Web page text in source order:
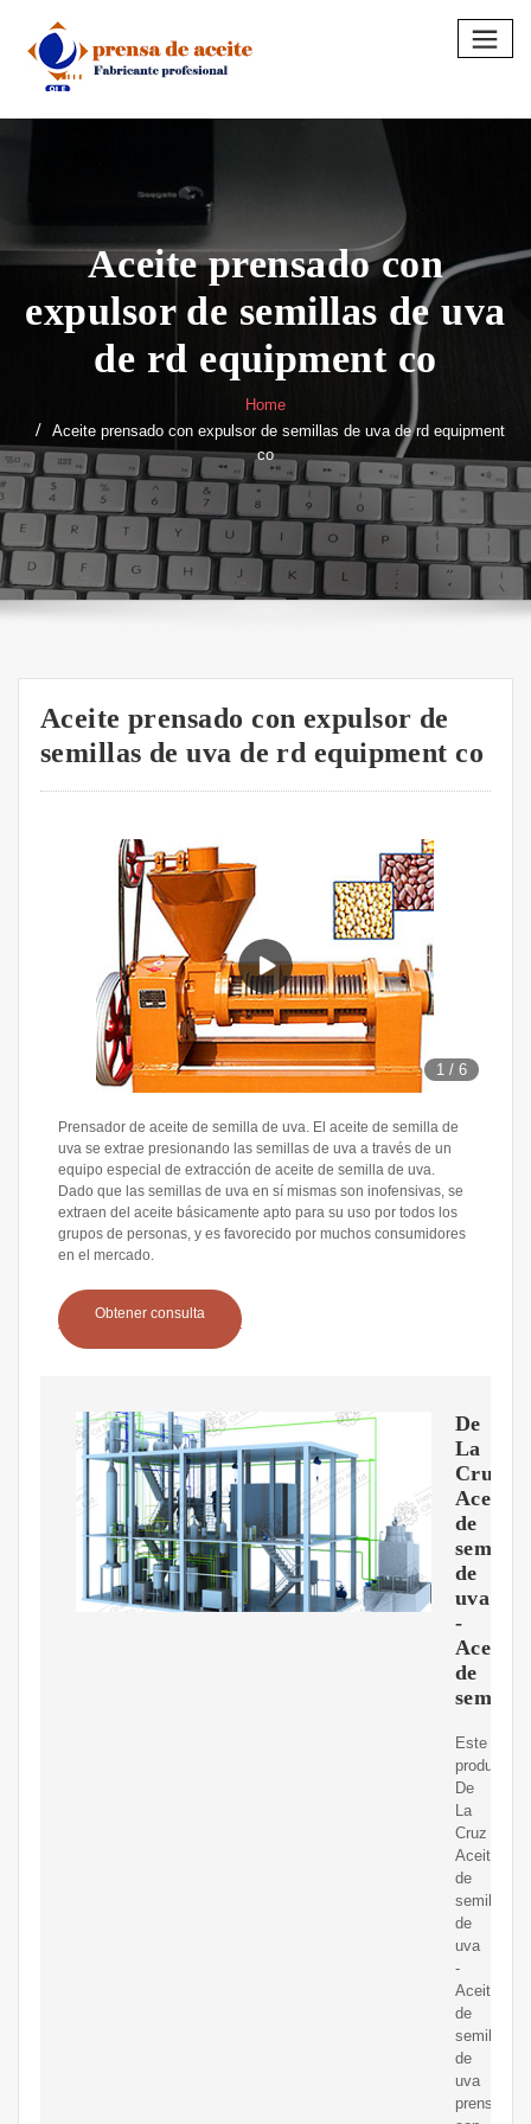
content
Aceite prensado con
expulsor de semillas de uva
de rd equipment co
Home
Aceite prensado con expulsor de semillas de uva de rd equipment
co
Aceite prensado con expulsor de
semillas de uva de rd equipment co
1 /6
Prensador de aceite de semilla de uva. El aceite de semilla de
uva se extrae presionando las semillas de uva a través de un
equipo especial de extracción de aceite de semilla de uva.
Dado que las semillas de uva en sí mismas son inofensivas, se
extraen del aceite básicamente apto para su uso por todos los
grupos de personas, y es favorecido por muchos consumidores
en el mercado.
Obtener consulta
De
La
Cruz
Aceite
de
semilla
de
uva
-
Aceite
de
semilla
Este
producto:
De
La
Cruz
Aceite
de
semilla
de
uva
-
Aceite
de
semilla
de
uva
prensado